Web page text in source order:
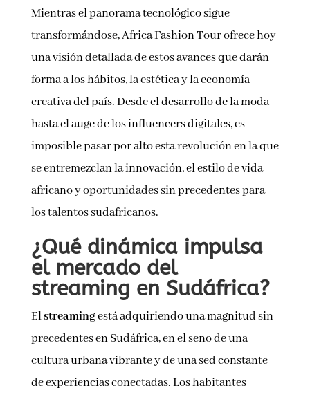
Mientras el panorama tecnológico sigue
transformándose, Africa Fashion Tour ofrece hoy
una visión detallada de estos avances que darán
forma a los hábitos, la estética y la economía
creativa del país. Desde el desarrollo de la moda
hasta el auge de los influencers digitales, es
imposible pasar por alto esta revolución en la que
se entremezclan la innovación, el estilo de vida
africano y oportunidades sin precedentes para
los talentos sudafricanos.
¿Qué dinámica impulsa
el mercado del
streaming en Sudáfrica?
Elstreamingestá adquiriendo una magnitud sin
precedentes en Sudáfrica, en el seno de una
cultura urbana vibrante y de una sed constante
de experiencias conectadas. Los habitantes